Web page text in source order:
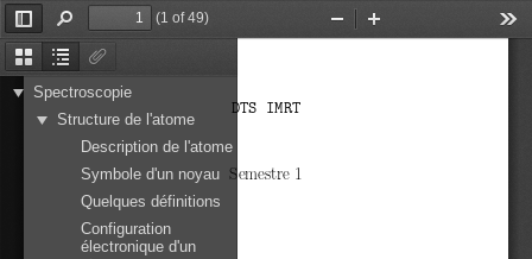
ThumbnailsDocument
Outline
Spectroscopie
Structure de l'atome
Description de l'atome
Symbole d'un noyau
Quelques définitions
Configuration
électronique d'un
Toggle
Sidebar
Find
(1 of 49)
Zoom
DTS  IMRT
Semestre 1